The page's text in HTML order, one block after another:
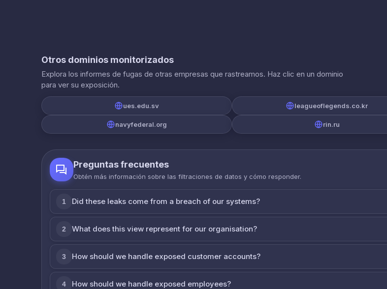
Otros dominios monitorizados
Explora los informes de fugas de otras empresas que rastreamos. Haz clic en un dominio
para ver su exposición.
ues.edu.sv leagueoflegends.co.kr
navyfederal.org rin.ru
Preguntas frecuentes
Obtén más información sobre las filtraciones de datos y cómo responder.
1 Did these leaks come from a breach of our systems?
2 What does this view represent for our organisation?
3 How should we handle exposed customer accounts?
4 How should we handle exposed employees?